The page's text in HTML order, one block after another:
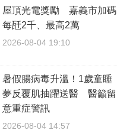
屋頂光電獎勵 嘉義市加碼
每瓩2千、最高2萬
2026-08-04 19:10
暑假腸病毒升溫！1歲童睡
夢反覆肌抽躍送醫 醫籲留
意重症警訊
2026-08-04 14:57